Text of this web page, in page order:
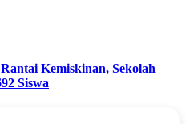
Kemiskinan, Sekolah
Siswa